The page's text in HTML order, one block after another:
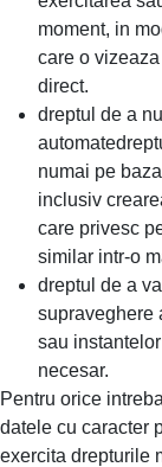
moment, in
care o
direct.
dreptul de a
numai pe
inclusiv
care privesc
similar intr-o
dreptul de a
supraveghere
sau
necesar.
Pentru orice
datele cu caracter
exercita drepturile